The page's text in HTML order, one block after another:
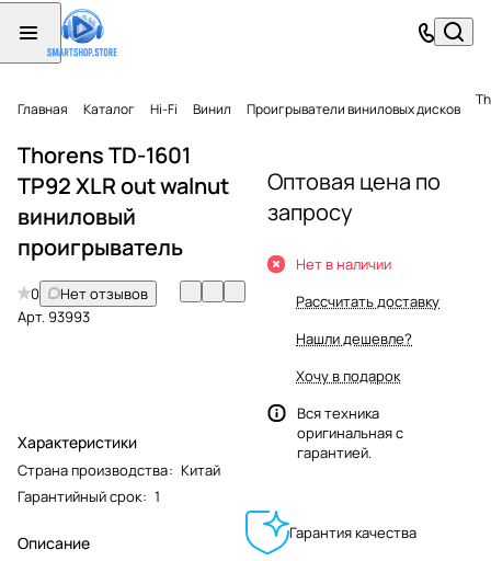
Главная Каталог Hi-Fi Винил Проигрыватели виниловых дисков
Thorens TD-1601
TP92 XLR out walnut
виниловый
проигрыватель
0
Нет отзывов
Арт.93993
Характеристики
Страна производства: Китай
Гарантийный срок: 1
Описание
Оптовая цена по
запросу
Нет в наличии
Рассчитать доставку
Нашли дешевле?
Хочу в подарок
Вся техника
оригинальная с
гарантией.
Гарантия качества